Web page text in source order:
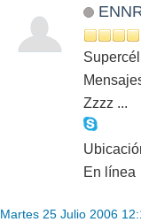
Zzzz ...
En línea
Martes 25 Julio 2006